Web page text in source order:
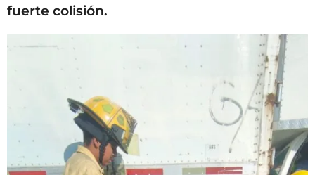
fuerte colisión.